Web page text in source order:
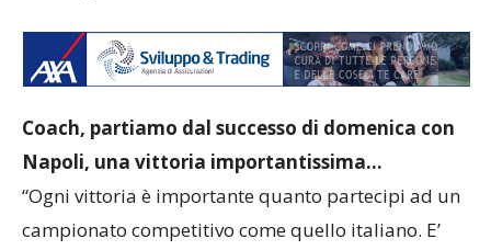
Coach, partiamo dal successo di domenica con
Napoli, una vittoria importantissima…
“Ogni vittoria è importante quanto partecipi ad un
campionato competitivo come quello italiano. E’